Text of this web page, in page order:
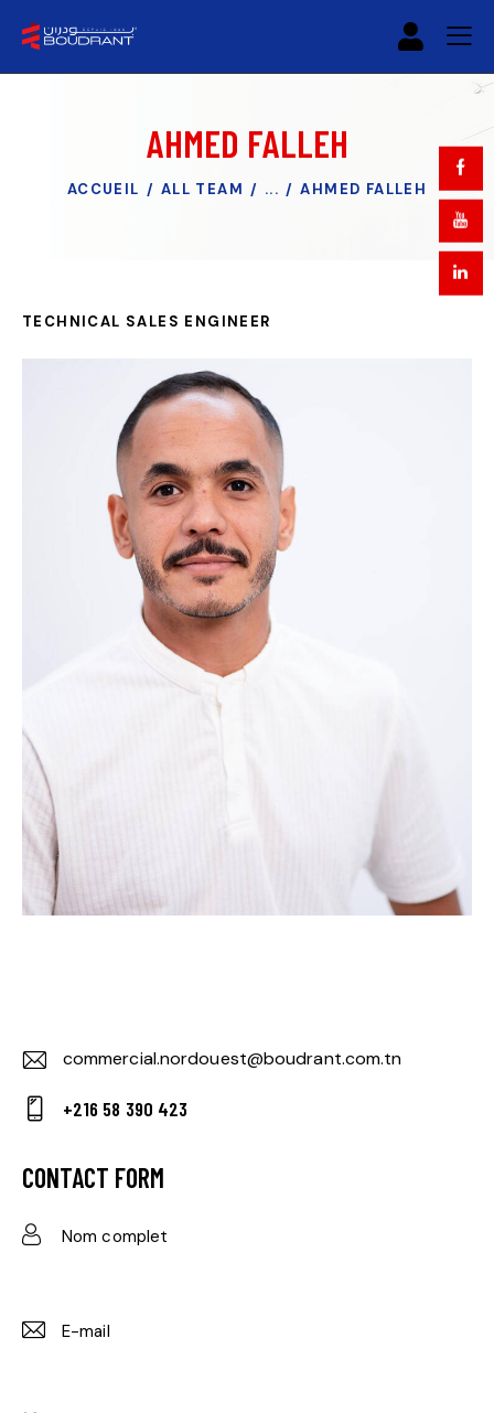
AHMED FALLEH
ACCUEIL ALL TEAM ... AHMED FALLEH
TECHNICAL SALES ENGINEER
E-
m
commercial.nordouest@boudrant.com.tn
on
+216 58 390 423
CONTACT FORM